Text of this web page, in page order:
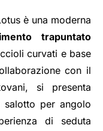
è una moderna
trapuntato
curvati e base
con il
si presenta
salotto per angolo
di seduta